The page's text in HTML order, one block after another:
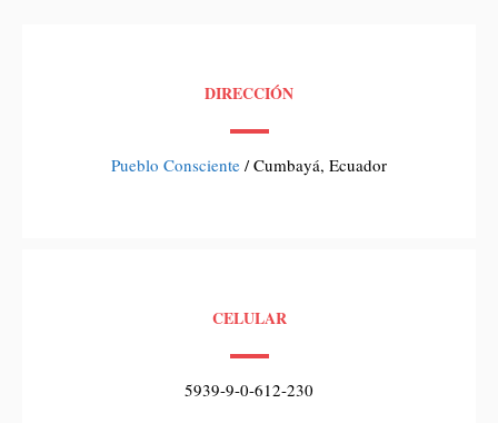
DIRECCIÓN
Pueblo Consciente / Cumbayá, Ecuador
CELULAR
5939-9-0-612-230